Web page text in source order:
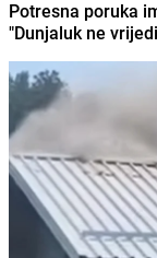
Potresna poruka
"Dunjaluk ne